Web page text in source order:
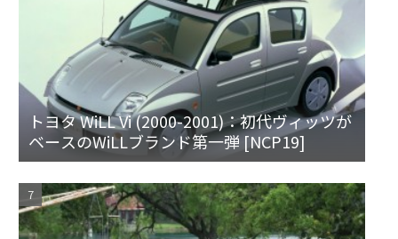
トヨタ WiLL Vi (2000-2001)：初代ヴィッツが
ベースのWiLLブランド第一弾 [NCP19]